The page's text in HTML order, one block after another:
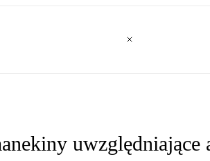
uwzględniające